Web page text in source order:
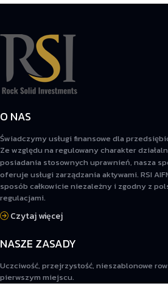
O NAS
Świadczymy usługi finansowe dla
Ze względu na regulowany charakter
posiadania stosownych uprawnień, nasza
oferuje usługi zarządzania aktywami. RSI
sposób całkowicie niezależny i zgodny z
regulacjami.
Czytaj więcej
NASZE ZASADY
Uczciwość, przejrzystość, nieszablonowe
pierwszym miejscu.